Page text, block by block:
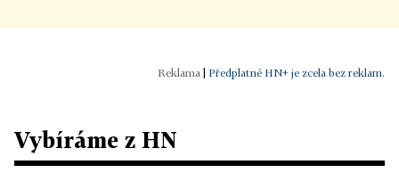
Předplatné HN+ je zcela bez reklam.
Vybíráme z HN